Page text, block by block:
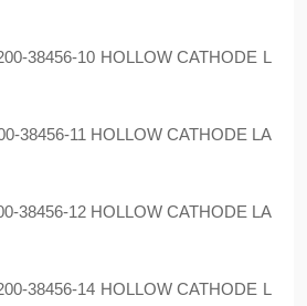
38456-10 HOLLOW CATHODE L
38456-11 HOLLOW CATHODE LA
38456-12 HOLLOW CATHODE LA
38456-14 HOLLOW CATHODE L